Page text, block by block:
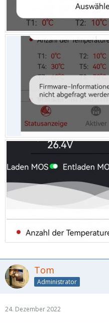
Tom
Administrator
24. Dezember 2022